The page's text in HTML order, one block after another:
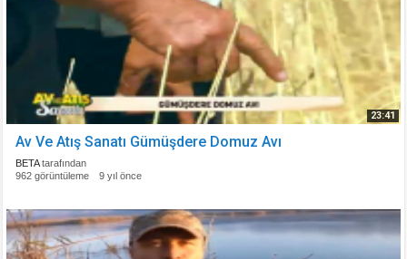
23:41
Av Ve Atış Sanatı Gümüşdere Domuz Avı
BETAtarafından
962 görüntüleme
9 yıl önce